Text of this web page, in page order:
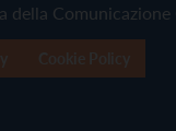
della Comunicazione